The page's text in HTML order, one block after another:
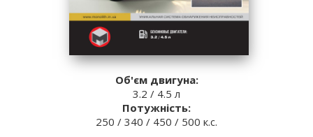
Об'єм двигуна:
3.2 / 4.5 л
Потужність:
250 / 340 / 450 / 500 к.с.